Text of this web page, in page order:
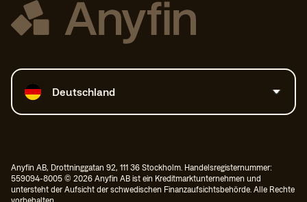
Land auswählen
Deutschland
Anyfin AB, Drottninggatan 92, 111 36 Stockholm. Handelsregisternummer:
559094-8005 © 2026 Anyfin AB ist ein Kreditmarktunternehmen und
untersteht der Aufsicht der schwedischen Finanzaufsichtsbehörde. Alle Rechte
vorbehalten.